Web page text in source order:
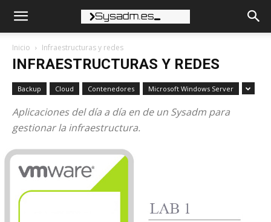
Inicio Infraestructuras y redes
INFRAESTRUCTURAS Y REDES
Backup Cloud Contenedores Microsoft Windows Server
Aplicaciones del día a día en de un Sysadm para
gestionar la infraestructura.